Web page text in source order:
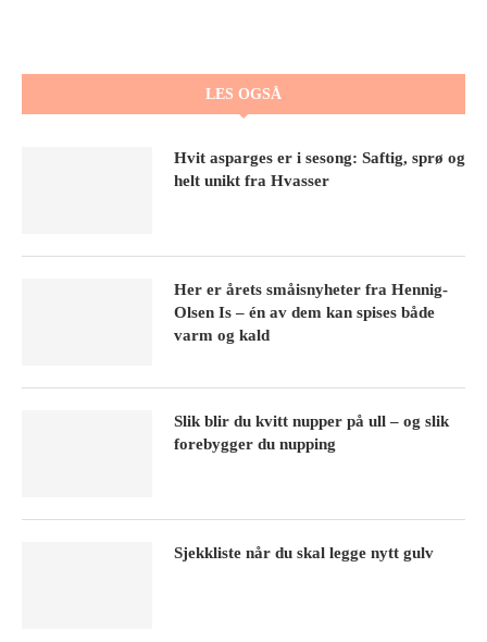
LES OGSÅ
Hvit asparges er i sesong: Saftig, sprø og
helt unikt fra Hvasser
Her er årets småisnyheter fra Hennig-
Olsen Is – én av dem kan spises både
varm og kald
Slik blir du kvitt nupper på ull – og slik
forebygger du nupping
Sjekkliste når du skal legge nytt gulv